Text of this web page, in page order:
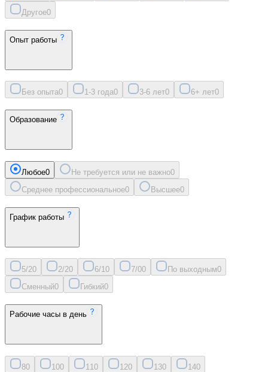
Другое0
Опыт работы
Без опыта0 1-3 года0 3-6 лет0 6+ лет0
Образование
Любое0 Не требуется или не важно0
Среднее профессиональное0 Высшее0
График работы
5/20 2/20 6/10 7/00 По выходным0
Сменный0 Гибкий0
Рабочие часы в день
80 100 11 0 120 130 140